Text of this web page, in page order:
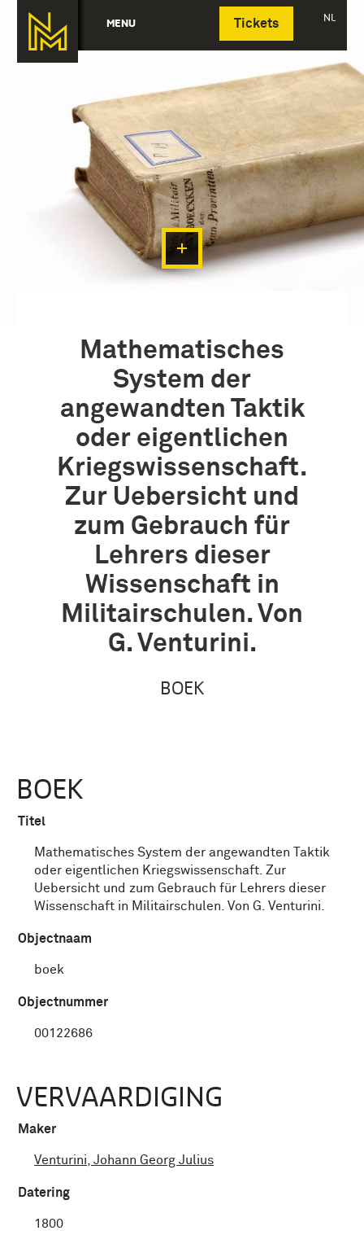
MENU Tickets NL
Deutsch
Mathematisches
System der
angewandten Taktik
oder eigentlichen
Kriegswissenschaft.
Zur Uebersicht und
zum Gebrauch für
Lehrers dieser
Wissenschaft in
Militairschulen. Von
G. Venturini.
BOEK
BOEK
Titel
Mathematisches System der angewandten Taktik
oder eigentlichen Kriegswissenschaft. Zur
Uebersicht und zum Gebrauch für Lehrers dieser
Wissenschaft in Militairschulen. Von G. Venturini.
Objectnaam
boek
Objectnummer
00122686
VERVAARDIGING
Maker
Venturini, Johann Georg Julius
Datering
1800